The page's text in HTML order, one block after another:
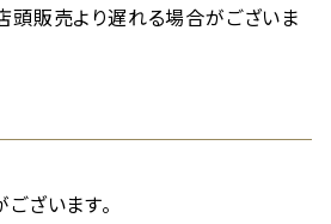
販売より遅れる場合がございま
ざいます。